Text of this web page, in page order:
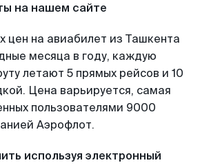
на нашем сайте
цен на авиабилет из Ташкента
месяца в году, каждую
летают 5 прямых рейсов и 10
Цена варьируется, самая
пользователями 9000
Аэрофлот.
используя электронный